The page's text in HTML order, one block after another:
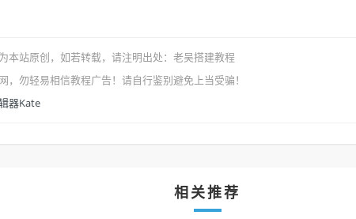
本站原创 ，如若转载，请注明出处： 老吴搭建教程
，勿轻易相信教程广告！请自行鉴别避免上当受骗！
器Kate
相关推荐